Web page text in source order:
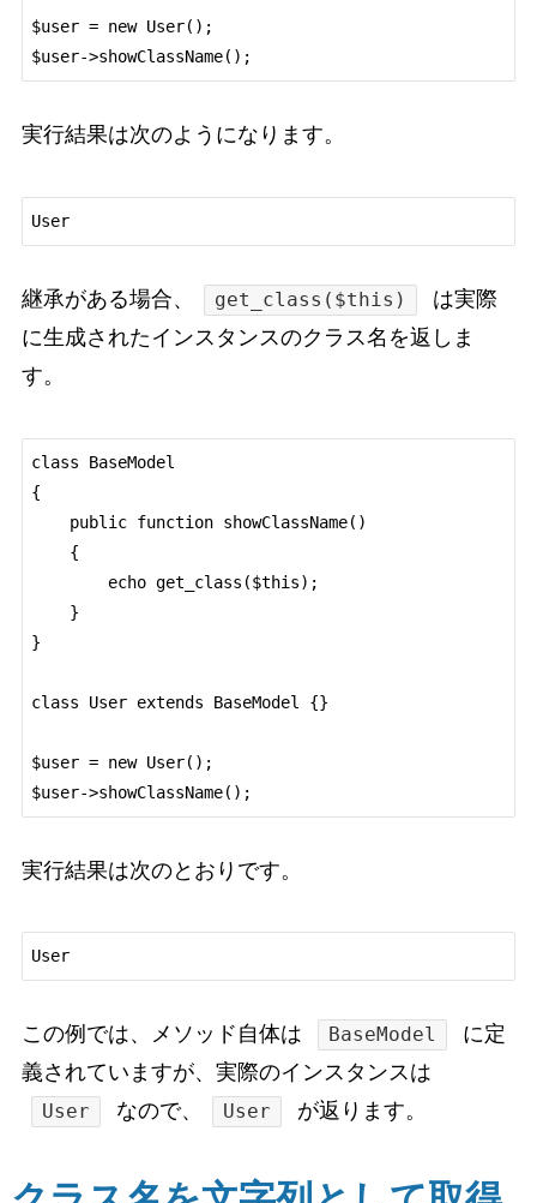
$user = new User();
実行結果は次のようになります。
User
継承がある場合、 get_class($this)
は実際
に生成されたインスタンスのクラス名を返しま
す。
class BaseModel
{
}
class User extends BaseModel {}
$user = new User();
実行結果は次のとおりです。
User
この例では、メソッド自体は BaseModel
に定
義されていますが、実際のインスタンスは
User なので、 User が返ります。